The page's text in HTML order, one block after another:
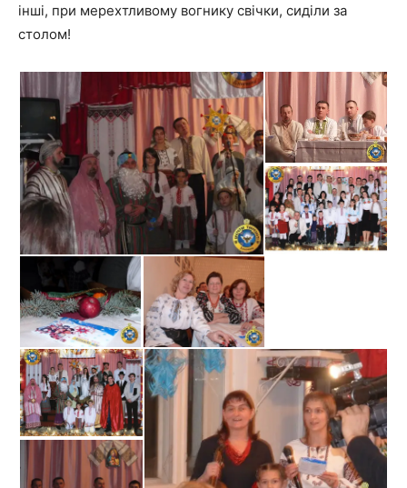
інші, при мерехтливому вогнику свічки, сиділи за
столом!